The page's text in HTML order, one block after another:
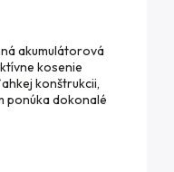
akumulátorová
kosenie
konštrukcii,
ponúka dokonalé